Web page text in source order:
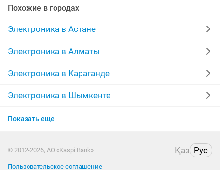
ремонт холодильников
airpods швейная машина
Похожие в городах
Электроника в Астане
Электроника в Алматы
Электроника в Караганде
Электроника в Шымкенте
Электроника в Усть-Каменогорске
Электроника в Актау
Показать еще
© 2012-2026, АО «Kaspi Bank» Қаз Рус
Пользовательское соглашение